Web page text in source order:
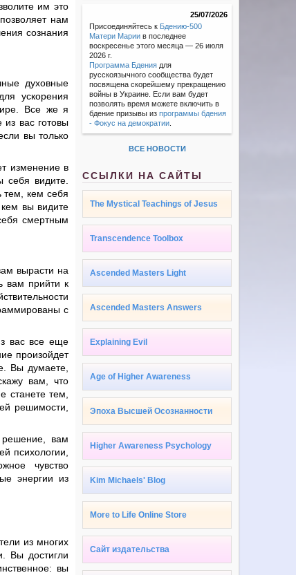
им это
нам
сознания
духовные
ускорения
Все же я
вас готовы
вы только
изменение в
себя видите.
тем, кем себя
вы видите
смертным
вырасти на
вам прийти к
с
вас все еще
произойдет
Вы думаете,
вам, что
станете тем,
решимости,
решение, вам
психологии,
чувство
энергии из
из многих
Вы достигли
вы
25/07/2026
Присоединяйтесь к Бдению-500
Матери Марии в последнее
воскресенье этого месяца — 26 июля
2026 г.
Программа Бдения для
русскоязычного сообщества будет
посвящена скорейшему прекращению
войны в Украине. Если вам будет
позволять время можете включить в
бдение призывы изпрограммы бдения
- Фокус на демократии
ВСЕ НОВОСТИ
ССЫЛКИ НА САЙТЫ
The Mystical Teachings of Jesus
Transcendence Toolbox
Ascended Masters Light
Ascended Masters Answers
Explaining Evil
Age of Higher Awareness
Эпоха Высшей Осознанности
Higher Awareness Psychology
Kim Michaels' Blog
More to Life Online Store
Сайт издательства